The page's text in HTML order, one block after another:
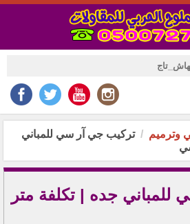
وترميم
تركيب جي آر سي للمباني
جده | تكلفة متر